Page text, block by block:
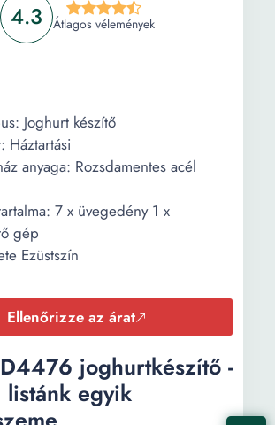
4.3 Átlagos vélemények
Joghurt készítő
Háztartási
anyaga: Rozsdamentes acél
7 x üvegedény 1 x
gép
Ezüstszín
Ellenőrizze az árat
joghurtkészítő -
egyik